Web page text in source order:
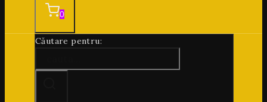
0
Căutare pentru: